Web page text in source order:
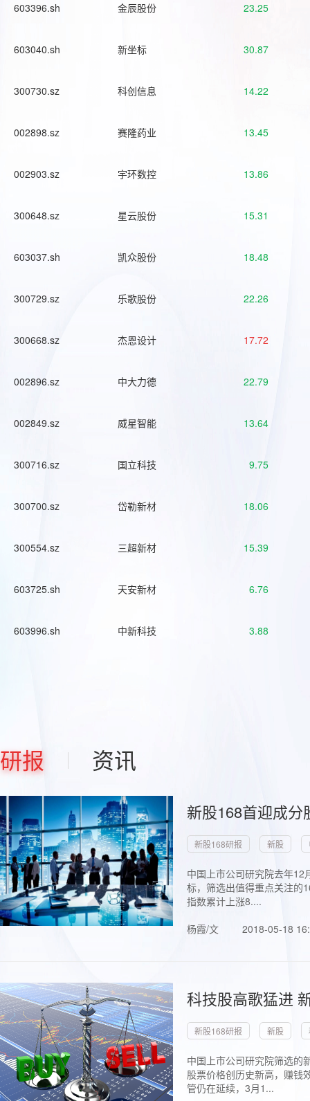
603396.sh 金辰股份 23.25
603040.sh 新坐标 30.87
300730.sz 科创信息 14.22
002898.sz 赛隆药业 13.45
002903.sz 宇环数控 13.86
300648.sz 星云股份 15.31
603037.sh 凯众股份 18.48
300729.sz 乐歌股份 22.26
300668.sz 杰恩设计 17.72
002896.sz 中大力德 22.79
002849.sz 威星智能 13.64
300716.sz 国立科技 9.75
300700.sz 岱勒新材 18.06
300554.sz 三超新材 15.39
603725.sh 天安新材 6.76
603996.sh 中新科技 3.88
研报 资讯
新股168首迎成
新股168研报 新股
中国上市公司研究院去年
标，筛选出值得重点关注的
指数累计上涨8....
杨霞/文
2018-05-18
科技股高歌猛进
新股168研报 新股
中国上市公司研究院筛选的
股票价格创历史新高，赚钱
管仍在延续，3月1...